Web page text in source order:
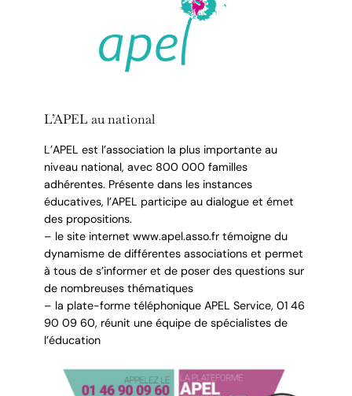
L’APEL au national
L’APEL est l’association la plus importante au
niveau national, avec 800 000 familles
adhérentes. Présente dans les instances
éducatives, l’APEL participe au dialogue et émet
des propositions.
– le site internet www.apel.asso.fr témoigne du
dynamisme de différentes associations et permet
à tous de s’informer et de poser des questions sur
de nombreuses thématiques
– la plate-forme téléphonique APEL Service, 01 46
90 09 60, réunit une équipe de spécialistes de
l’éducation